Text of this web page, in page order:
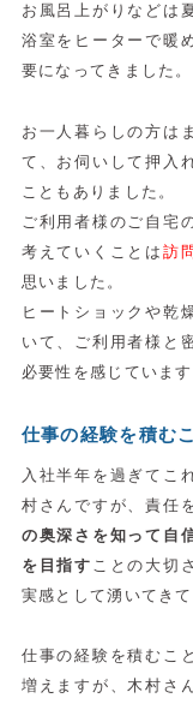
お風呂上がりなどは
浴室をヒーターで暖
要になってきました。
お一人暮らしの方は
て、お伺いして押入
こともありました。
ご利用者様のご自宅
考えていくことは 訪
思いました。
ヒートショックや乾
いて、ご利用者様と
必要性を感じています
仕事の経験を積む
入社半年を過ぎてこ
村さんですが、責任
の奥深さを知って自
を目指す ことの大切
実感として湧いてきて
仕事の経験を積むこ
増えますが、木村さ